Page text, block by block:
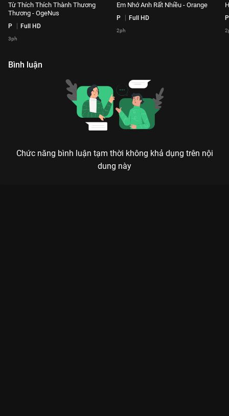
Từ Thích Thích Thành Thương
Thương - OgeNus
P Full HD
3ph
Em Nhớ Anh Rất Nhiều - Orange
P Full HD
2ph
P
Bình luận
Chức năng bình luận tạm thời không khả dụng trên nội
dung này